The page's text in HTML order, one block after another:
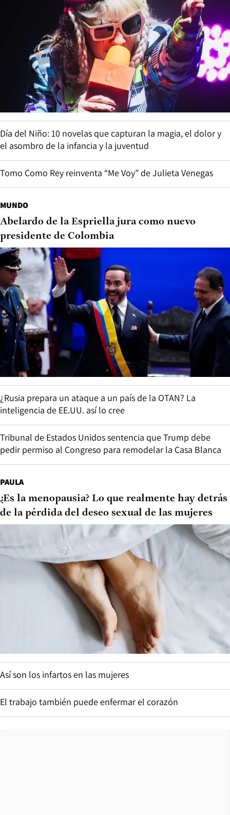
Día del Niño: 10 novelas que capturan la magia, el dolor y
el asombro de la infancia y la juventud
Tomo Como Rey reinventa “Me Voy” de Julieta Venegas
MUNDO
Abelardo de la Espriella jura como nuevo
presidente de Colombia
¿Rusia prepara un ataque a un país de la OTAN? La
inteligencia de EE.UU. así lo cree
Tribunal de Estados Unidos sentencia que Trump debe
pedir permiso al Congreso para remodelar la Casa Blanca
PAULA
¿Es la menopausia? Lo que realmente hay detrás
de la pérdida del deseo sexual de las mujeres
Así son los infartos en las mujeres
El trabajo también puede enfermar el corazón